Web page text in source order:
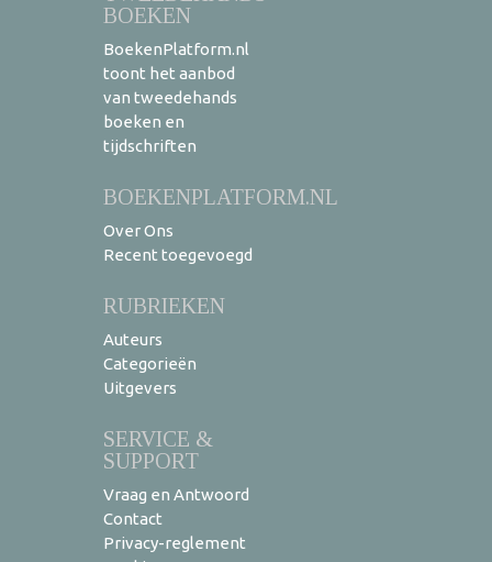
BOEKEN
BoekenPlatform.nl
toont het aanbod
van tweedehands
boeken en
tijdschriften
BOEKENPLATFORM.NL
Over Ons
Recent toegevoegd
RUBRIEKEN
Auteurs
Categorieën
Uitgevers
SERVICE &
SUPPORT
Vraag en Antwoord
Contact
Privacy-reglement